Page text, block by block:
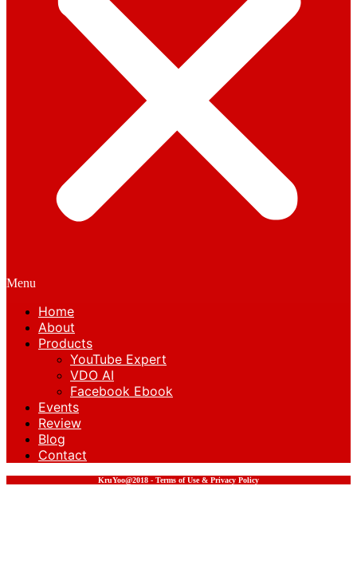
Menu
Home
About
Products
YouTube Expert
VDO AI
Facebook Ebook
Events
Review
Blog
Contact
KruYoo@2018 - Terms of Use & Privacy Policy